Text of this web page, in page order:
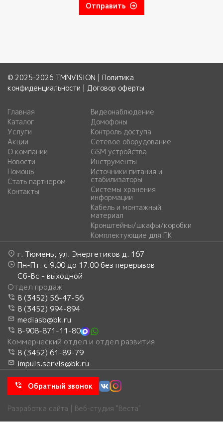
Отправить
© 2025-2026 TMNVISION | Политика
конфиденциальности | Договор оферты
Главная
Каталог
Услуги
Акции
О компании
Новости
Помощь
Стать партнером
Контакты
Видеонаблюдение
Домофоны
Контроль доступа
Сетевое оборудование
GSM устройства
Инструменты
Источники питания и
стабилизаторы
Системы хранения
информации
Кабель и монтажный
материал
Кронштейны/шкафы/коробки
Комплектующие для ПК
г. Тюмень, ул. Энергетиков д. 167
Пн-Пт. с 9.00 до 17.00 без перерывов
Сб-Вс - выходной
Отдел продаж
8 (3452) 56-47-56
8 (3452) 994-894
mediasb@bk.ru
8-908-871-11-80
Коммерческий отдел и отдел развития
8 (3452) 61-89-79
impuls.servis@bk.ru
Обратный звонок
Разработка сайта | Веб-студия "Веста"